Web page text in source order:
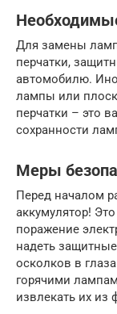
Для замены
перчатки,
автомобилю.
лампы или
перчатки – это
сохранности
Меры
Перед началом
аккумулятор!
поражение
надеть
осколков в
горячими
извлекать их из